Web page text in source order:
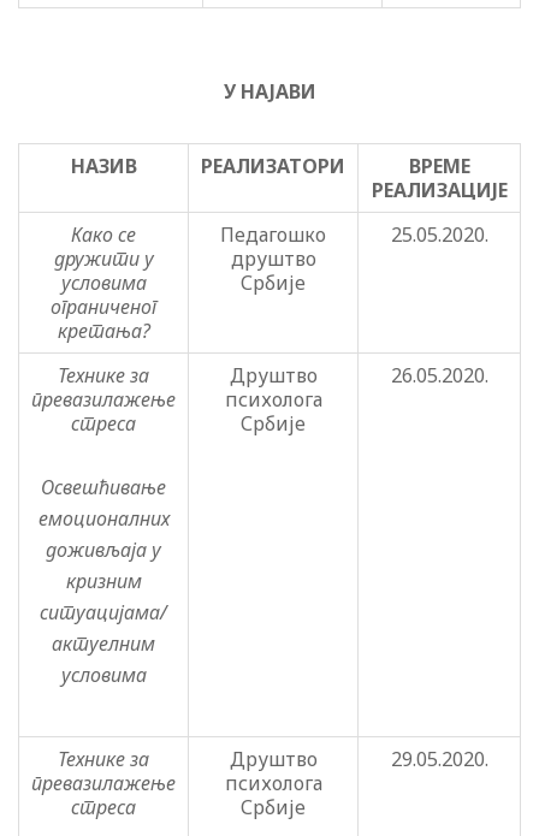
У НАЈАВИ
НАЗИВ РЕАЛИЗАТОРИ
ВРЕМЕ
РЕАЛИЗАЦИЈЕ
Како се
дружити у
условима
ограниченог
кретања?
Педагошко
друштво
Србије
25.05.2020.
Технике за
превазилажење
стреса
Освешћивање
емоционалних
доживљаја у
кризним
ситуацијама/
актуелним
условима
Друштво
психолога
Србије
26.05.2020.
Технике за
превазилажење
стреса
Друштво
психолога
Србије
29.05.2020.